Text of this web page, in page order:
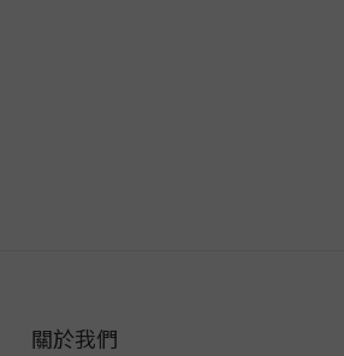
關於我們